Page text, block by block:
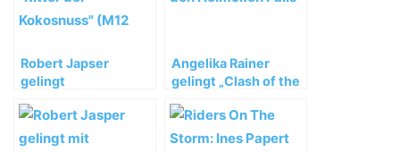
Robert Japser
gelingt
„Ritter der
Kokosnuss“ (M12,
Angelika Rainer
gelingt „Clash of the
den Helmcken Falls